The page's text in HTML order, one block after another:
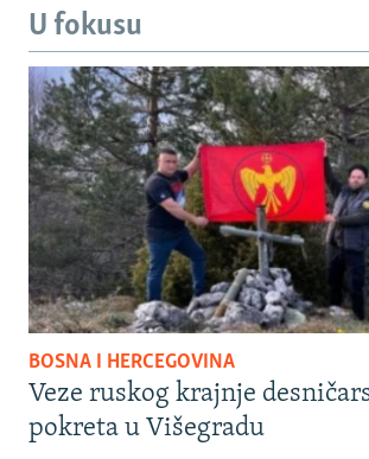
U fokusu
BOSNA I HERCEGOVINA
Veze ruskog krajnje
pokreta u Višegradu